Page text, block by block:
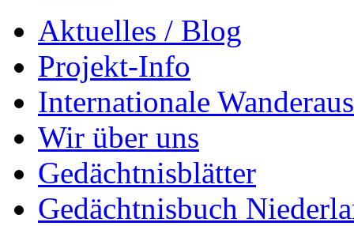
Aktuelles / Blog
Projekt-Info
Internationale
Wir über uns
Gedächtnisblätter
Gedächtnisbuch